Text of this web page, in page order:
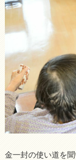
金一封の使い道を